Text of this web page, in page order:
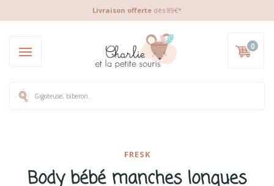
Livraison offerte dès 89€*
0
FRESK
Body bébé manches longues